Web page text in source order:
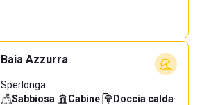
Baia Azzurra
Sperlonga
Sabbiosa· Cabine· Doccia calda·